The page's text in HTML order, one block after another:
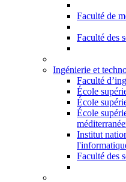
Faculté de
Faculté des
Ingénierie et
Faculté
École
École
École
Institut
Faculté des